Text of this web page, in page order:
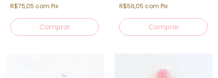
R$75,05 com Pix R$56,05 com Pix